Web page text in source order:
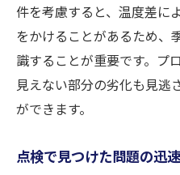
件を考慮すると、温度差に
をかけることがあるため、
識することが重要です。プ
見えない部分の劣化も見逃
ができます。
点検で見つけた問題の迅